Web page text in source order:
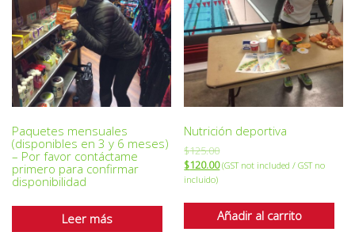
Paquetes mensuales
(disponibles en 3 y 6 meses)
– Por favor contáctame
primero para confirmar
disponibilidad
Leer más
Nutrición deportiva
$125.00
$120.00 (GST not included / GST no
incluido)
Añadir al carrito